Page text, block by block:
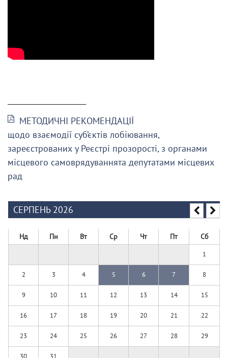
МЕТОДИЧНІ РЕКОМЕНДАЦІЇ
щодо взаємодії суб’єктів лобіювання,
зареєстрованих у Реєстрі прозорості, з органами
місцевого самоврядуваннята депутатами місцевих
рад
СЕРПЕНЬ 2026
Нд Пн Вт Ср Чт Пт Сб
1
2 3 4 5 6 7 8
9 10 11 12 13 14 15
16 17 18 19 20 21 22
23 24 25 26 27 28 29
30 31